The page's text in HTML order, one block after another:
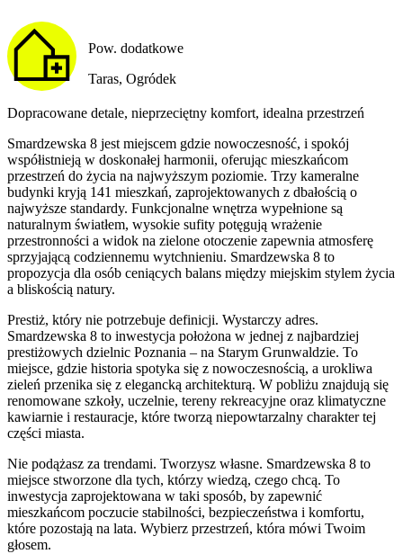
Pow. dodatkowe
Taras, Ogródek
Dopracowane detale, nieprzeciętny komfort, idealna przestrzeń
Smardzewska 8 jest miejscem gdzie nowoczesność, i spokój
współistnieją w doskonałej harmonii, oferując mieszkańcom
przestrzeń do życia na najwyższym poziomie. Trzy kameralne
budynki kryją 141 mieszkań, zaprojektowanych z dbałością o
najwyższe standardy. Funkcjonalne wnętrza wypełnione są
naturalnym światłem, wysokie sufity potęgują wrażenie
przestronności a widok na zielone otoczenie zapewnia atmosferę
sprzyjającą codziennemu wytchnieniu. Smardzewska 8 to
propozycja dla osób ceniących balans między miejskim stylem życia
a bliskością natury.
Prestiż, który nie potrzebuje definicji. Wystarczy adres.
Smardzewska 8 to inwestycja położona w jednej z najbardziej
prestiżowych dzielnic Poznania – na Starym Grunwaldzie. To
miejsce, gdzie historia spotyka się z nowoczesnością, a urokliwa
zieleń przenika się z elegancką architekturą. W pobliżu znajdują się
renomowane szkoły, uczelnie, tereny rekreacyjne oraz klimatyczne
kawiarnie i restauracje, które tworzą niepowtarzalny charakter tej
części miasta.
Nie podążasz za trendami. Tworzysz własne. Smardzewska 8 to
miejsce stworzone dla tych, którzy wiedzą, czego chcą. To
inwestycja zaprojektowana w taki sposób, by zapewnić
mieszkańcom poczucie stabilności, bezpieczeństwa i komfortu,
które pozostają na lata. Wybierz przestrzeń, która mówi Twoim
głosem.